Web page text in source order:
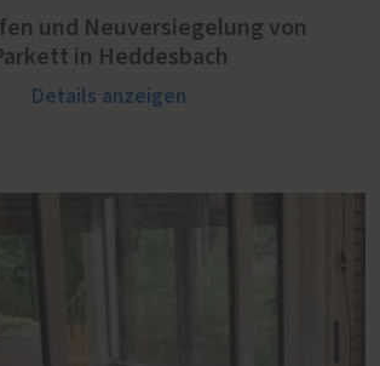
und Neuversiegelung von
in Heddesbach
Details anzeigen